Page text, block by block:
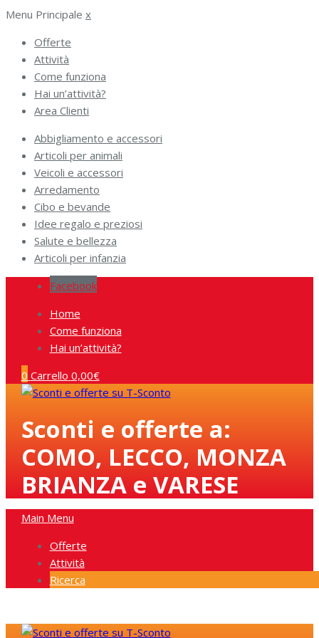
Menu Principale x
Offerte
Attività
Come funziona
Hai un’attività?
Area Clienti
Abbigliamento e accessori
Articoli per animali
Veicoli e accessori
Arredamento
Cibo e bevande
Idee regalo e preziosi
Salute e bellezza
Articoli per infanzia
Facebook
Home
Come funziona
Hai un’attività?
0 Carrello 0,00€
Sconti e offerte a:
COMO, LECCO, MONZA
BRIANZA e VARESE
Main Menu
Offerte
Attività
Ricerca